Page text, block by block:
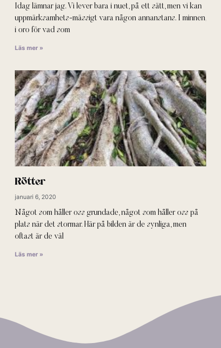
Idag lämnar jag. Vi lever bara i nuet, på ett sätt, men vi kan
uppmärksamhets-mässigt vara någon annanstans. I minnen,
i oro för vad som
Läs mer »
Rötter
januari 6, 2020
Något som håller oss grundade, något som håller oss på
plats när det stormar. Här på bilden är de synliga, men
oftast är de väl
Läs mer »